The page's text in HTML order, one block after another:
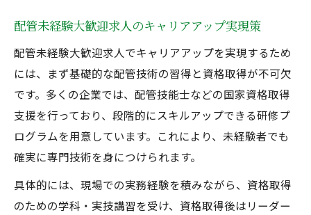
配管未経験大歓迎求人のキャリアアップ実現策
配管未経験大歓迎求人でキャリアアップを実現するため
には、まず基礎的な配管技術の習得と資格取得が不可欠
です。多くの企業では、配管技能士などの国家資格取得
支援を行っており、段階的にスキルアップできる研修プ
ログラムを用意しています。これにより、未経験者でも
確実に専門技術を身につけられます。
具体的には、現場での実務経験を積みながら、資格取得
のための学科・実技講習を受け、資格取得後はリーダー